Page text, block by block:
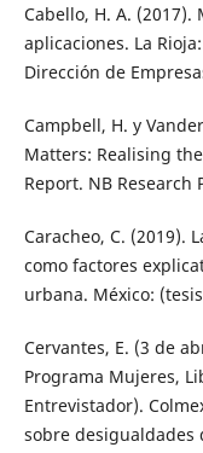
Cabello, H. A.
aplicaciones. La
Direc­ción de
Campbell, H. y
Matters: Realising
Report. NB Research
Caracheo, C. (2019).
como factores
urbana. México:
Cervantes, E. (3 de
Programa Mujeres,
Entrevistador).
sobre desigualdades